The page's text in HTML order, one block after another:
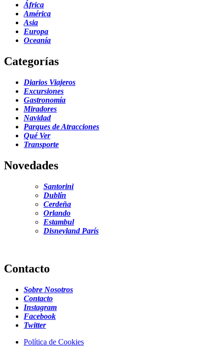
África
América
Asia
Europa
Oceanía
Categorías
Diarios Viajeros
Excursiones
Gastronomía
Miradores
Navidad
Parques de Atracciones
Qué Ver
Transporte
Novedades
Santorini
Dublín
Cerdeña
Orlando
Estambul
Disneyland París
Contacto
Sobre Nosotros
Contacto
Instagram
Facebook
Twitter
Política de Cookies